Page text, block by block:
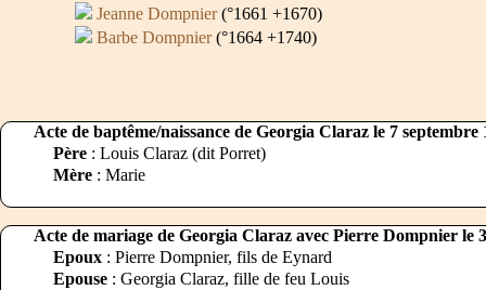
Jeanne Dompnier(°1661 +1670)
Barbe Dompnier(°1664 +1740)
Acte de baptême/naissance de Georgia Claraz le 7 septembre
Père : Louis Claraz (dit Porret)
Mère : Marie
Acte de mariage de Georgia Claraz avec Pierre Dompnier le
Epoux : Pierre Dompnier, fils de Eynard
Epouse : Georgia Claraz, fille de feu Louis